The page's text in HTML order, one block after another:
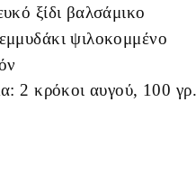
ξίδι βαλσάμικο
ψιλοκομμένο
2 κρόκοι αυγού, 100